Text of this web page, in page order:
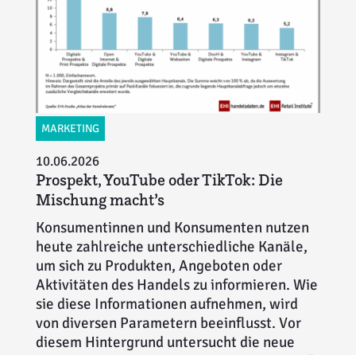
MARKETING
10.06.2026
Prospekt, YouTube oder TikTok: Die
Mischung macht’s
Konsumentinnen und Konsumenten nutzen
heute zahlreiche unterschiedliche Kanäle,
um sich zu Produkten, Angeboten oder
Aktivitäten des Handels zu informieren. Wie
sie diese Informationen aufnehmen, wird
von diversen Parametern beeinflusst. Vor
diesem Hintergrund untersucht die neue